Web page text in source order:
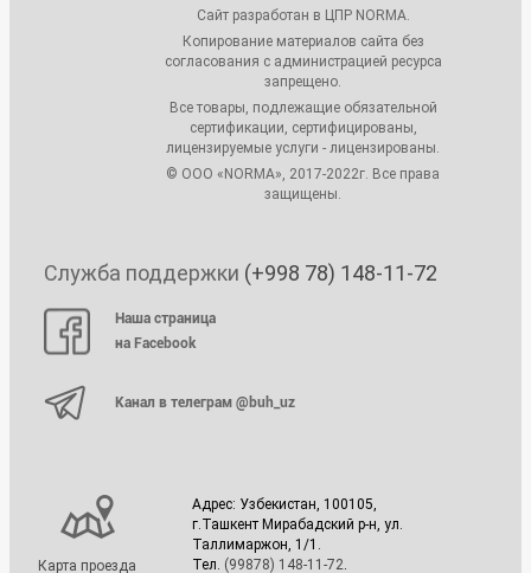
Сайт разработан в ЦПР NORMA.
Копирование материалов сайта без
согласования с администрацией ресурса
запрещено.
Все товары, подлежащие обязательной
сертификации, сертифицированы,
лицензируемые услуги - лицензированы.
© ООО «NORMA», 2017-2022г. Все права
защищены.
Служба поддержки (+998 78) 148-11-72
Наша страница
на Facebook
Канал в телеграм @buh_uz
Карта проезда
Адрес: Узбекистан, 100105,
г.Ташкент Мирабадский р-н, ул.
Таллимаржон, 1/1.
Тел. (99878) 148-11-72